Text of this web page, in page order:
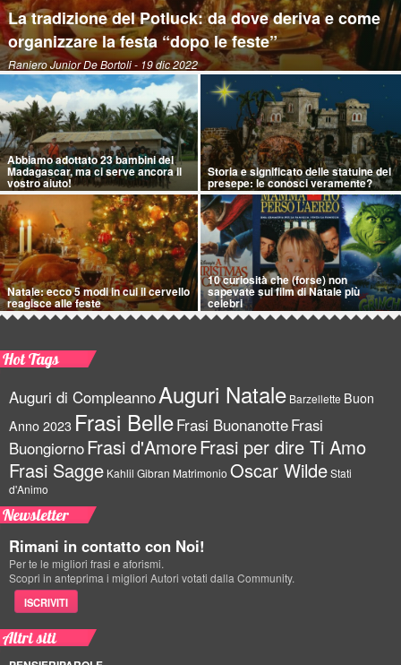
La tradizione del Potluck: da dove deriva e come
organizzare la festa “dopo le feste”
Raniero Junior De Bortoli- 19 dic 2022
Abbiamo adottato 23 bambini del
Madagascar, ma ci serve ancora il
vostro aiuto!
Storia e significato delle statuine del
presepe: le conosci veramente?
Natale: ecco 5 modi in cui il cervello
reagisce alle feste
10 curiosità che (forse) non
sapevate sui film di Natale più
celebri
Hot Tags
Auguri di CompleannoAuguri Natale Barzellette Buon
Anno 2023 Frasi BelleFrasi BuonanotteFrasi
BuongiornoFrasi d'AmoreFrasi per dire Ti Amo
Frasi Sagge Kahlil Gibran Matrimonio Oscar WildeStati
d'Animo
Newsletter
Rimani in contatto con Noi!
Per te le migliori frasi e aforismi.
Scopri in anteprima i migliori Autori votati dalla Community.
ISCRIVITI
Altri siti